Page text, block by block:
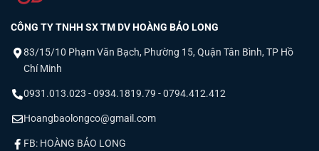
CÔNG TY TNHH SX TM DV HOÀNG BẢO LONG
83/15/10 Phạm Văn Bạch, Phường 15, Quận Tân Bình, TP Hồ
Chí Minh
0931.013.023 - 0934.1819.79 - 0794.412.412
Hoangbaolongco@gmail.com
FB: HOÀNG BẢO LONG